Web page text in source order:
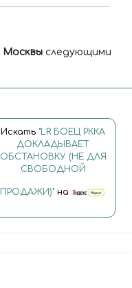
Москвы следующими
Искать "LR БОЕЦ РККА
ДОКЛАДЫВАЕТ
ОБСТАНОВКУ (НЕ ДЛЯ
СВОБОДНОЙ
ПРОДАЖИ)" на